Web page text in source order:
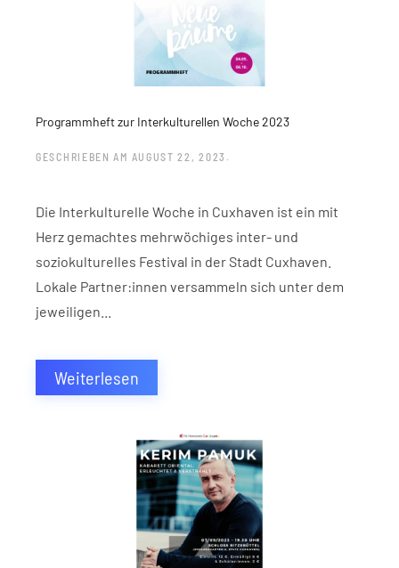
Programmheft zur Interkulturellen Woche 2023
GESCHRIEBEN AM AUGUST 22, 2023 .
Die Interkulturelle Woche in Cuxhaven ist ein mit
Herz gemachtes mehrwöchiges inter- und
soziokulturelles Festival in der Stadt Cuxhaven.
Lokale Partner:innen versammeln sich unter dem
jeweiligen...
Weiterlesen